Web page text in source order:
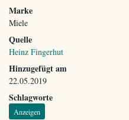
Marke
Miele
Quelle
Heinz Fingerhut
Hinzugefügt am
22.05.2019
Schlagworte
Anzeigen